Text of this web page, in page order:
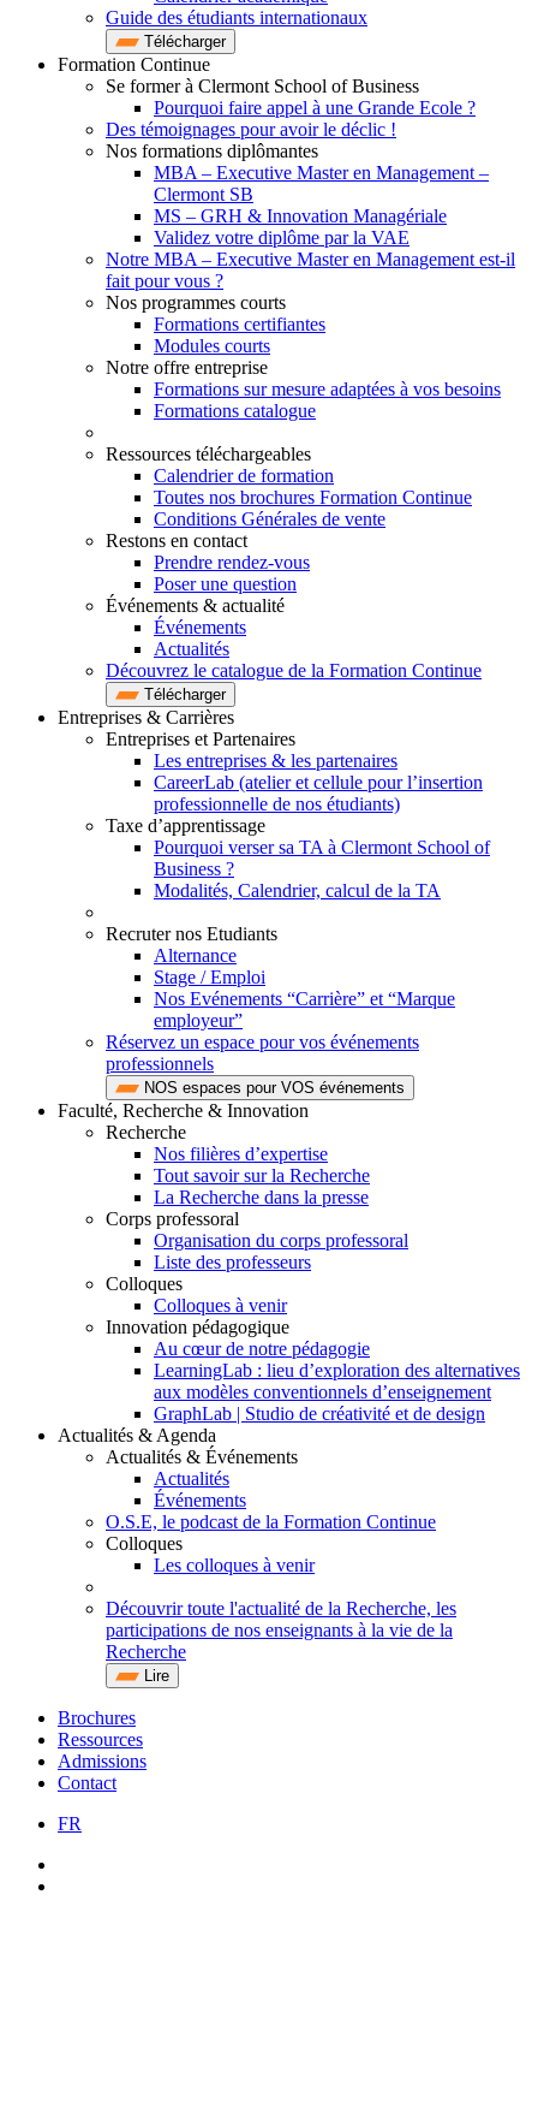
Guide des étudiants internationaux
Télécharger
Formation Continue
Se former à Clermont School of Business
Pourquoi faire appel à une Grande Ecole ?
Des témoignages pour avoir le déclic !
Nos formations diplômantes
MBA – Executive Master en Management –
Clermont SB
MS – GRH & Innovation Managériale
Validez votre diplôme par la VAE
Notre MBA – Executive Master en Management est-il
fait pour vous ?
Nos programmes courts
Formations certifiantes
Modules courts
Notre offre entreprise
Formations sur mesure adaptées à vos besoins
Formations catalogue
Ressources téléchargeables
Calendrier de formation
Toutes nos brochures Formation Continue
Conditions Générales de vente
Restons en contact
Prendre rendez-vous
Poser une question
Événements & actualité
Événements
Actualités
Découvrez le catalogue de la Formation Continue
Télécharger
Entreprises & Carrières
Entreprises et Partenaires
Les entreprises & les partenaires
CareerLab (atelier et cellule pour l’insertion
professionnelle de nos étudiants)
Taxe d’apprentissage
Pourquoi verser sa TA à Clermont School of
Business ?
Modalités, Calendrier, calcul de la TA
Recruter nos Etudiants
Alternance
Stage / Emploi
Nos Evénements “Carrière” et “Marque
employeur”
Réservez un espace pour vos événements
professionnels
NOS espaces pour VOS événements
Faculté, Recherche & Innovation
Recherche
Nos filières d’expertise
Tout savoir sur la Recherche
La Recherche dans la presse
Corps professoral
Organisation du corps professoral
Liste des professeurs
Colloques
Colloques à venir
Innovation pédagogique
Au cœur de notre pédagogie
LearningLab : lieu d’exploration des alternatives
aux modèles conventionnels d’enseignement
GraphLab | Studio de créativité et de design
Actualités & Agenda
Actualités & Événements
Actualités
Événements
O.S.E, le podcast de la Formation Continue
Colloques
Les colloques à venir
Découvrir toute l'actualité de la Recherche, les
participations de nos enseignants à la vie de la
Recherche
Lire
Brochures
Ressources
Admissions
Contact
FR